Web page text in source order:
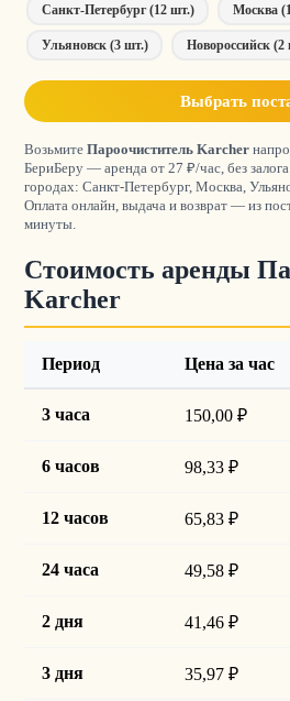
Санкт-Петербург (12 шт.) Москва
Ульяновск (3 шт.) Новороссийск (2
Выбрать
Возьмите Пароочиститель Karcher
БериБеру — аренда от 27 ₽/час, без
городах: Санкт-Петербург, Москва,
Оплата онлайн, выдача и возврат — из
минуты.
Стоимость аренды
Karcher
Период Цена за час
3 часа 150,00 ₽
6 часов 98,33 ₽
12 часов 65,83 ₽
24 часа 49,58 ₽
2 дня 41,46 ₽
3 дня 35,97 ₽